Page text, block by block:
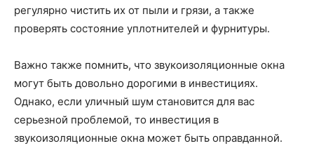
регулярно чистить их от пыли и грязи, а также
проверять состояние уплотнителей и фурнитуры.
Важно также помнить, что звукоизоляционные окна
могут быть довольно дорогими в инвестициях.
Однако, если уличный шум становится для вас
серьезной проблемой, то инвестиция в
звукоизоляционные окна может быть оправданной.